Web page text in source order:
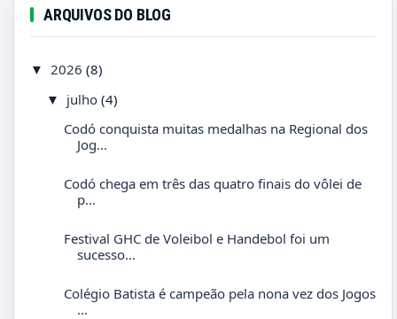
ARQUIVOS DO BLOG
▼ 2026 (8)
▼ julho (4)
Codó conquista muitas medalhas na Regional dos
Jog...
Codó chega em três das quatro finais do vôlei de
p...
Festival GHC de Voleibol e Handebol foi um
sucesso...
Colégio Batista é campeão pela nona vez dos Jogos
...